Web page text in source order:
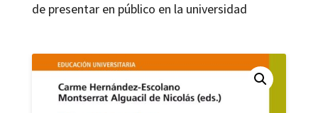
de presentar en público en la universidad